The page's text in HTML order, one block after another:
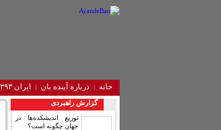
خانه درباره آینده‌ بان ایران ۱۳۹۳
گزارش راهبردی
توزیع اندیشکده‌ها در
جهان چگونه است؟